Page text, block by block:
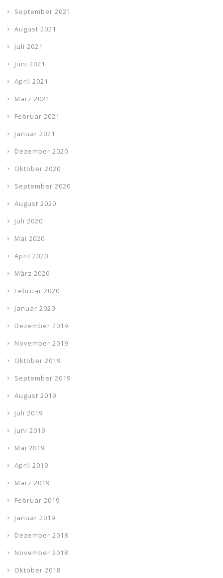
September 2021
August 2021
Juli 2021
Juni 2021
April 2021
März 2021
Februar 2021
Januar 2021
Dezember 2020
Oktober 2020
September 2020
August 2020
Juli 2020
Mai 2020
April 2020
März 2020
Februar 2020
Januar 2020
Dezember 2019
November 2019
Oktober 2019
September 2019
August 2019
Juli 2019
Juni 2019
Mai 2019
April 2019
März 2019
Februar 2019
Januar 2019
Dezember 2018
November 2018
Oktober 2018